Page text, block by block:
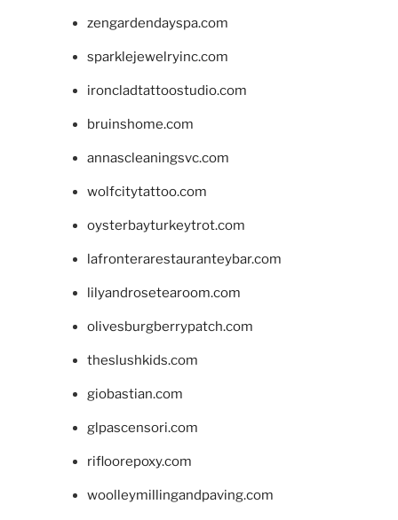
zengardendayspa.com
sparklejewelryinc.com
ironcladtattoostudio.com
bruinshome.com
annascleaningsvc.com
wolfcitytattoo.com
oysterbayturkeytrot.com
lafronterarestauranteybar.com
lilyandrosetearoom.com
olivesburgberrypatch.com
theslushkids.com
giobastian.com
glpascensori.com
rifloorepoxy.com
woolleymillingandpaving.com